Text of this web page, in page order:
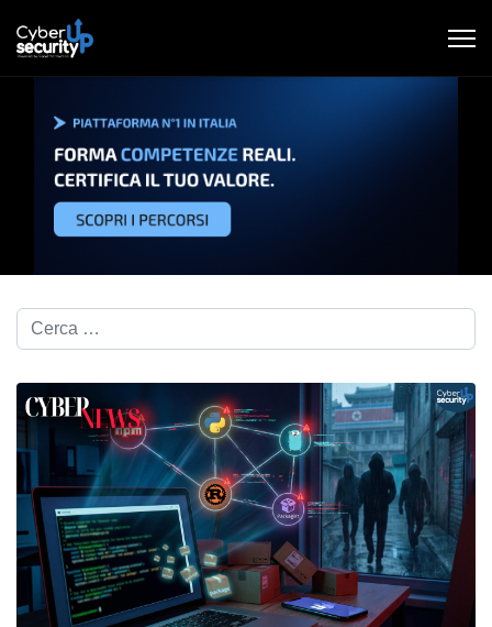
Cerca nel blog...